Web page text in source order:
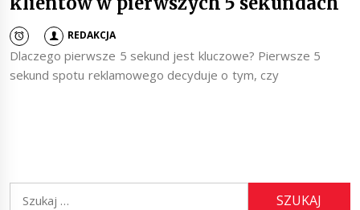
REDAKCJA
Dlaczego pierwsze 5 sekund jest kluczowe? Pierwsze 5
sekund spotu reklamowego decyduje o tym, czy
Szukaj: